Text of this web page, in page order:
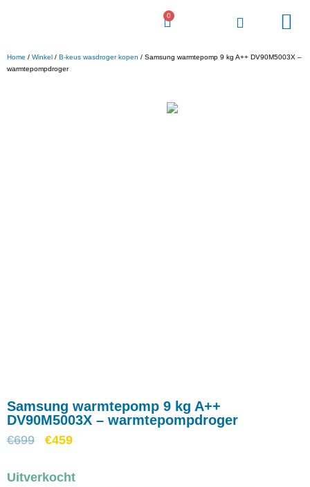
0
Home / Winkel / B-keus wasdroger kopen / Samsung warmtepomp 9 kg A++ DV90M5003X –
warmtepompdroger
Samsung warmtepomp 9 kg A++
DV90M5003X – warmtepompdroger
€699 €459
Uitverkocht